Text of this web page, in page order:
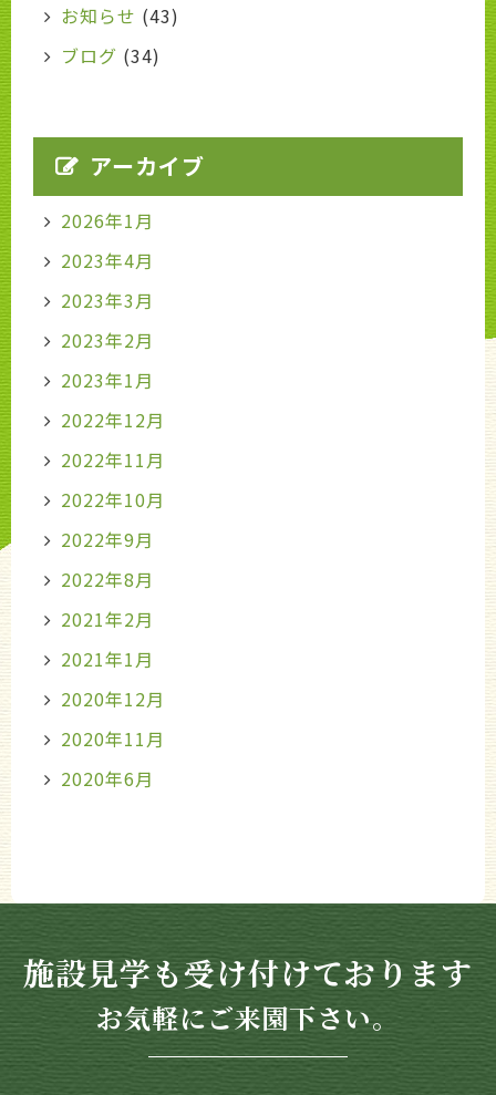
お知らせ (43)
ブログ (34)
アーカイブ
2026年1月
2023年4月
2023年3月
2023年2月
2023年1月
2022年12月
2022年11月
2022年10月
2022年9月
2022年8月
2021年2月
2021年1月
2020年12月
2020年11月
2020年6月
施設見学も受け付けております
お気軽にご来園下さい。